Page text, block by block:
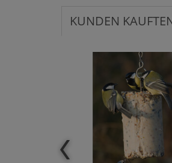
KUNDEN